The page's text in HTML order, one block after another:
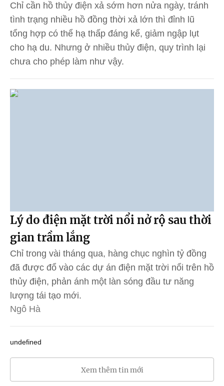
Chỉ cần hồ thủy điện xả sớm hơn nửa ngày, tránh
tình trạng nhiều hồ đồng thời xả lớn thì đỉnh lũ
tổng hợp có thể hạ thấp đáng kể, giảm ngập lụt
cho hạ du. Nhưng ở nhiều thủy điện, quy trình lại
chưa cho phép làm như vậy.
Lý do điện mặt trời nổi nở rộ sau thời
gian trầm lắng
Chỉ trong vài tháng qua, hàng chục nghìn tỷ đồng
đã được đổ vào các dự án điện mặt trời nổi trên hồ
thủy điện, phản ánh một làn sóng đầu tư năng
lượng tái tạo mới.
Ngô Hà
undefined
Xem thêm tin mới